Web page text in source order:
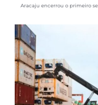
Aracaju encerrou o primeiro